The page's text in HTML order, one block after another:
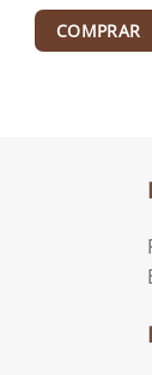
COMPRAR